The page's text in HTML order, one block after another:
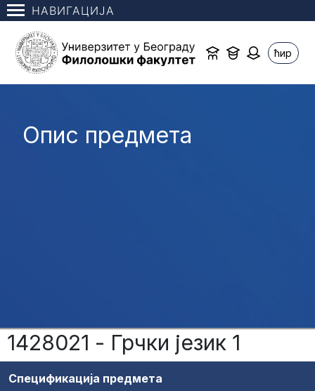
НАВИГАЦИЈА
ћир
Опис предмета
1428021 - Грчки језик 1
Спецификација предмета